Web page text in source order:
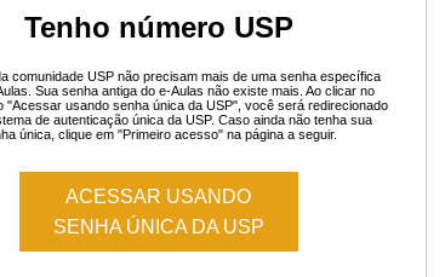
Tenho número USP
comunidade USP não precisam mais de uma senha específica
Sua senha antiga do e-Aulas não existe mais. Ao clicar no
"Acessar usando senha única da USP", você será redirecionado
de autenticação única da USP. Caso ainda não tenha sua
única, clique em "Primeiro acesso" na página a seguir.
ACESSAR USANDO
SENHA ÚNICA DA USP